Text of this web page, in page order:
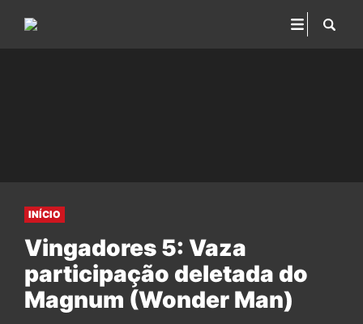
INÍCIO
Vingadores 5: Vaza
participação deletada do
Magnum (Wonder Man)